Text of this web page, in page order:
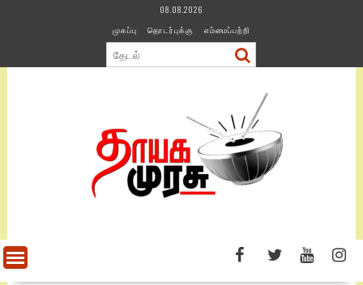
08.08.2026
முகப்பு
தொடர்புக்கு எம்மைப்பற்றி